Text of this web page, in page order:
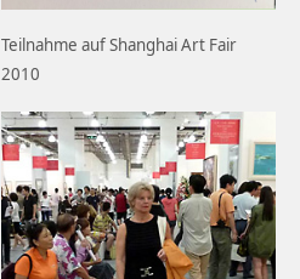
Teilnahme auf Shanghai Art Fair
2010